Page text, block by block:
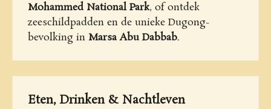
Mohammed National Park, of ontdek
zeeschildpadden en de unieke Dugong-
bevolking in Marsa Abu Dabbab.
Eten, Drinken & Nachtleven